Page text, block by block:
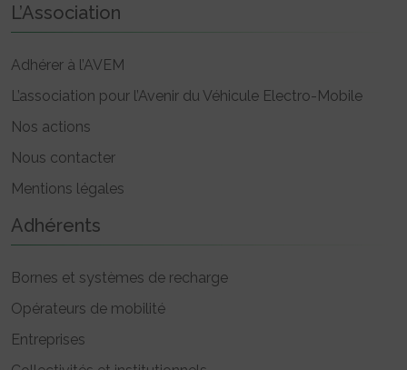
L’Association
Adhérer à l’AVEM
L’association pour l’Avenir du Véhicule Electro-Mobile
Nos actions
Nous contacter
Mentions légales
Adhérents
Bornes et systèmes de recharge
Opérateurs de mobilité
Entreprises